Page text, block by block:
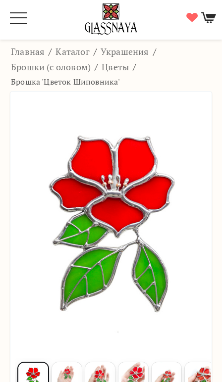
Главная / Каталог / Украшения /
Брошки (с оловом) / Цветы /
Брошка 'Цветок Шиповника'